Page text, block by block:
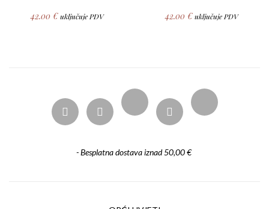
42.00 € uključuje PDV 42.00 € uključuje PDV
- Besplatna dostava iznad 50,00 €